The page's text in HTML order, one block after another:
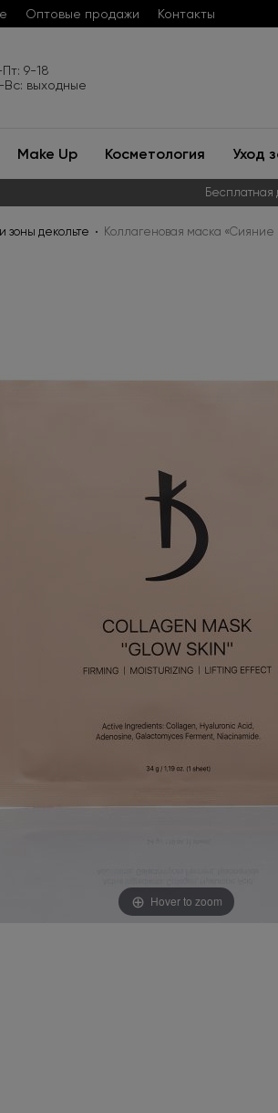
Оптовые продажи Контакты
9-18
выходные
Make Up Косметология Уход
Бесплатная
зоны декольте Коллагеновая маска «Сияние
Hover to zoom